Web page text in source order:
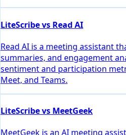
LiteScribe vs Read AI
Read AI is a meeting assistant
summaries, and engagement
sentiment and participation
Meet, and Teams.
LiteScribe vs MeetGeek
MeetGeek is an AI meeting